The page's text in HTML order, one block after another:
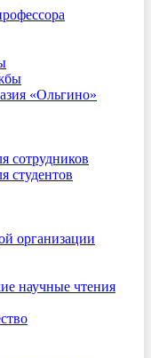
«Ольгино»
сотрудников
студентов
организации
научные чтения